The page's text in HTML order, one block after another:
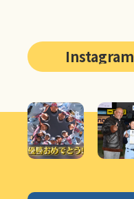
Instagram